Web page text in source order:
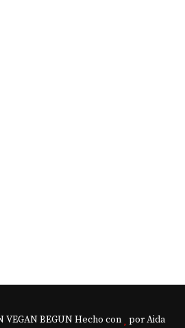
VEGAN BEGUN Hecho con por Aida